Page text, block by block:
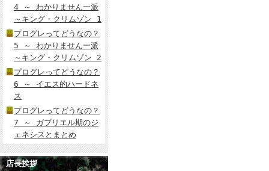
4 ～ わかりません一派
～キング・クリムゾン 1
プログレってどうなの？
5 ～ わかりません一派
～キング・クリムゾン 2
プログレってどうなの？
6 ～ イエス的ハードネ
ス
プログレってどうなの？
7 ～ ガブリエル期のジ
ェネシスとまとめ
店長挨拶